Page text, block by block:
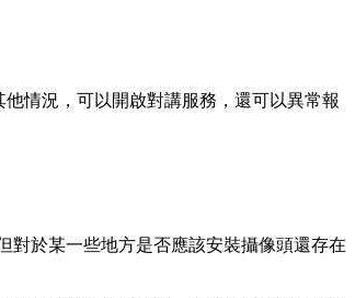
情況，可以開啟對講服務，還可以異常報
對於某一些地方是否應該安裝攝像頭還存在